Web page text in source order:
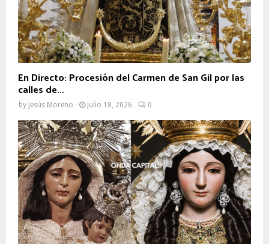
En Directo: Procesión del Carmen de San Gil por las
calles de...
by Jesús Moreno julio 18, 2026 0